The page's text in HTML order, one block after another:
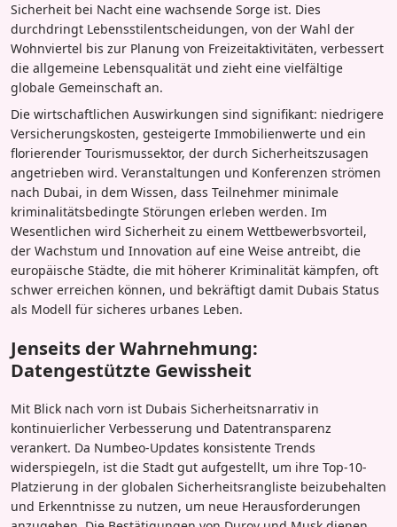
Sicherheit bei Nacht eine wachsende Sorge ist. Dies
durchdringt Lebensstilentscheidungen, von der Wahl der
Wohnviertel bis zur Planung von Freizeitaktivitäten, verbessert
die allgemeine Lebensqualität und zieht eine vielfältige
globale Gemeinschaft an.
Die wirtschaftlichen Auswirkungen sind signifikant: niedrigere
Versicherungskosten, gesteigerte Immobilienwerte und ein
florierender Tourismussektor, der durch Sicherheitszusagen
angetrieben wird. Veranstaltungen und Konferenzen strömen
nach Dubai, in dem Wissen, dass Teilnehmer minimale
kriminalitätsbedingte Störungen erleben werden. Im
Wesentlichen wird Sicherheit zu einem Wettbewerbsvorteil,
der Wachstum und Innovation auf eine Weise antreibt, die
europäische Städte, die mit höherer Kriminalität kämpfen, oft
schwer erreichen können, und bekräftigt damit Dubais Status
als Modell für sicheres urbanes Leben.
Jenseits der Wahrnehmung:
Datengestützte Gewissheit
Mit Blick nach vorn ist Dubais Sicherheitsnarrativ in
kontinuierlicher Verbesserung und Datentransparenz
verankert. Da Numbeo-Updates konsistente Trends
widerspiegeln, ist die Stadt gut aufgestellt, um ihre Top-10-
Platzierung in der globalen Sicherheitsrangliste beizubehalten
und Erkenntnisse zu nutzen, um neue Herausforderungen